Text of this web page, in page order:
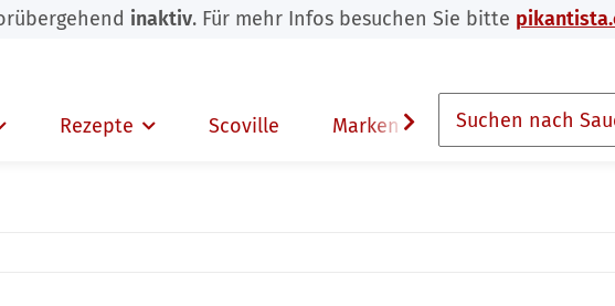
inaktiv. Für mehr Infos besuchen Sie bitte
Rezepte Scoville Marken